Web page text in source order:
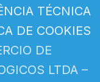
TÉCNICA
DE COOKIES
DE
LTDA –